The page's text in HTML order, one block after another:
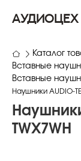
АУДИОЦЕХ
Каталог
Вставные
Вставные
Наушники AUDIO-
TWX7WH